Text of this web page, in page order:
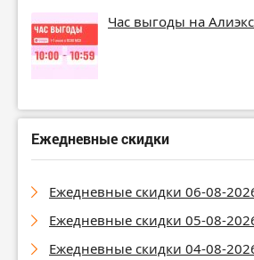
Час выгоды на
Ежедневные скидки
Ежедневные скидки 06-08-
Ежедневные скидки 05-08-
Ежедневные скидки 04-08-